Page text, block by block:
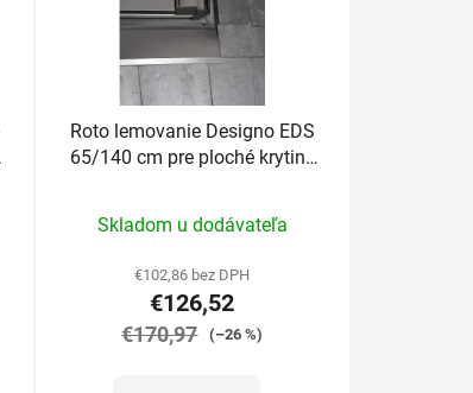
Roto lemovanie Designo EDS
65/140 cm pre ploché krytiny
hodnotenie
produktu
je
5,0
Skladom u dodávateľa
€102,86 bez DPH
€126,52
€170,97 (–26 %)